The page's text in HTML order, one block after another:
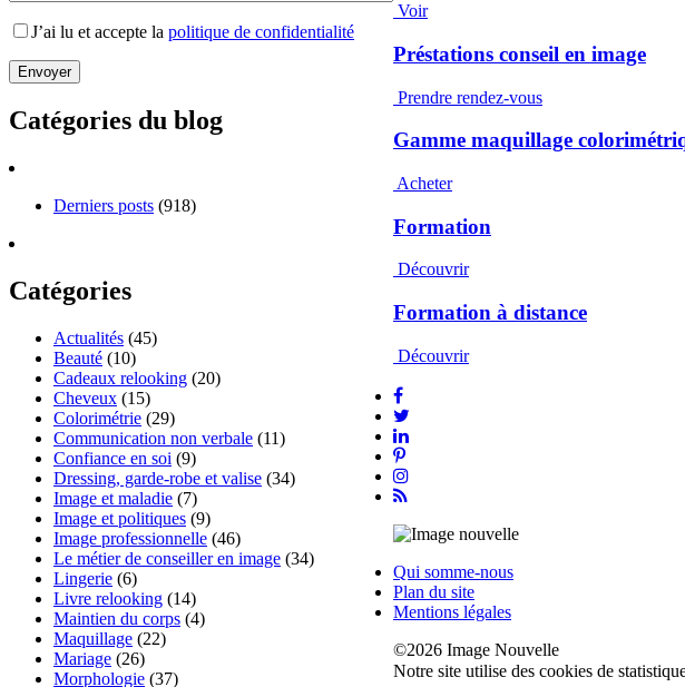
J’ai lu et accepte la politique de confidentialité
Catégories du blog
Derniers posts (918)
Catégories
Actualités (45)
Beauté (10)
Cadeaux relooking (20)
Cheveux (15)
Colorimétrie (29)
Communication non verbale (11)
Confiance en soi (9)
Dressing, garde-robe et valise (34)
Image et maladie (7)
Image et politiques (9)
Image professionnelle (46)
Le métier de conseiller en image (34)
Lingerie (6)
Livre relooking (14)
Maintien du corps (4)
Maquillage (22)
Mariage (26)
Morphologie (37)
Voir
Préstations conseil en image
Prendre rendez-vous
Gamme maquillage
Acheter
Formation
Découvrir
Formation à distance
Découvrir
Qui somme-nous
Plan du site
Mentions légales
©2026 Image Nouvelle
Notre site utilise des cookies de